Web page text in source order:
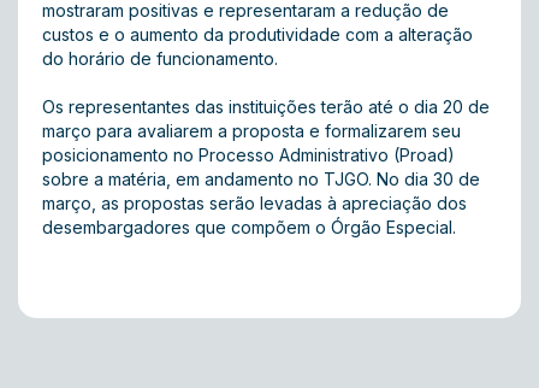
mostraram positivas e representaram a redução de
custos e o aumento da produtividade com a alteração
do horário de funcionamento.
Os representantes das instituições terão até o dia 20 de
março para avaliarem a proposta e formalizarem seu
posicionamento no Processo Administrativo (Proad)
sobre a matéria, em andamento no TJGO. No dia 30 de
março, as propostas serão levadas à apreciação dos
desembargadores que compõem o Órgão Especial.